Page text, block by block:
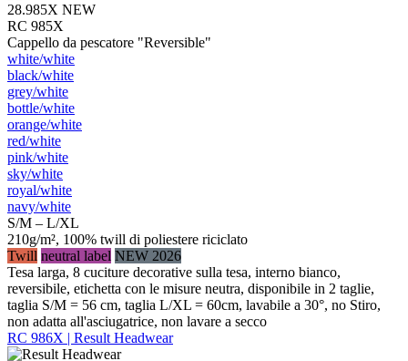
28.985X NEW
RC 985X
Cappello da pescatore "Reversible"
white/​white
black/​white
grey/​white
bottle/​white
orange/​white
red/​white
pink/​white
sky/​white
royal/​white
navy/​white
S/M – L/XL
210g/m², 100% twill di poliestere riciclato
Twill neutral label NEW 2026
Tesa larga, 8 cuciture decorative sulla tesa, interno bianco,
reversibile, etichetta con le misure neutra, disponibile in 2 taglie,
taglia S/M = 56 cm, taglia L/XL = 60cm, lavabile a 30°, no Stiro,
non adatta all'asciugatrice, non lavare a secco
RC 986X | Result Headwear